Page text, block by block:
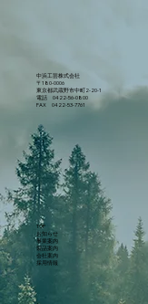
TOP
お知らせ
事業案内
製品案内
会社案内
採用情報
中浜工芸株式会社
〒180-0006
東京都武蔵野市中町2-20-1
電話 0422-56-0800
FAX 0422-53-7761